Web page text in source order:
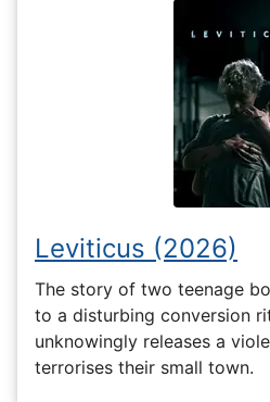
Leviticus (2026)
The story of two teenage
to a disturbing conversion
unknowingly releases a
terrorises their small town.